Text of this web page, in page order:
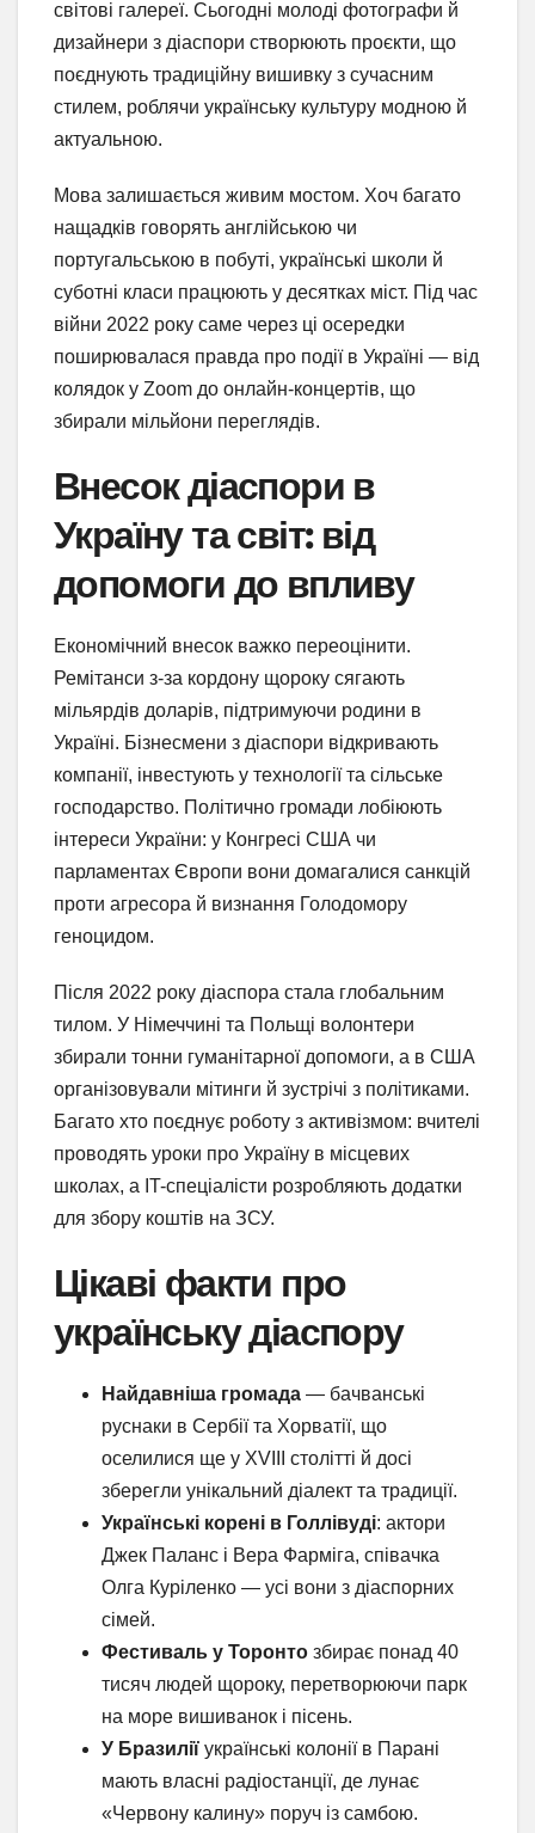
світові галереї. Сьогодні молоді фотографи й
дизайнери з діаспори створюють проєкти, що
поєднують традиційну вишивку з сучасним
стилем, роблячи українську культуру модною й
актуальною.
Мова залишається живим мостом. Хоч багато
нащадків говорять англійською чи
португальською в побуті, українські школи й
суботні класи працюють у десятках міст. Під час
війни 2022 року саме через ці осередки
поширювалася правда про події в Україні — від
колядок у Zoom до онлайн-концертів, що
збирали мільйони переглядів.
Внесок діаспори в
Україну та світ: від
допомоги до впливу
Економічний внесок важко переоцінити.
Ремітанси з-за кордону щороку сягають
мільярдів доларів, підтримуючи родини в
Україні. Бізнесмени з діаспори відкривають
компанії, інвестують у технології та сільське
господарство. Політично громади лобіюють
інтереси України: у Конгресі США чи
парламентах Європи вони домагалися санкцій
проти агресора й визнання Голодомору
геноцидом.
Після 2022 року діаспора стала глобальним
тилом. У Німеччині та Польщі волонтери
збирали тонни гуманітарної допомоги, а в США
організовували мітинги й зустрічі з політиками.
Багато хто поєднує роботу з активізмом: вчителі
проводять уроки про Україну в місцевих
школах, а IT-спеціалісти розробляють додатки
для збору коштів на ЗСУ.
Цікаві факти про
українську діаспору
Найдавніша громада — бачванські
руснаки в Сербії та Хорватії, що
оселилися ще у XVIII столітті й досі
зберегли унікальний діалект та традиції.
Українські корені в Голлівуді: актори
Джек Паланс і Вера Фарміга, співачка
Олга Куріленко — усі вони з діаспорних
сімей.
Фестиваль у Торонто збирає понад 40
тисяч людей щороку, перетворюючи парк
на море вишиванок і пісень.
У Бразилії українські колонії в Парані
мають власні радіостанції, де лунає
«Червону калину» поруч із самбою.